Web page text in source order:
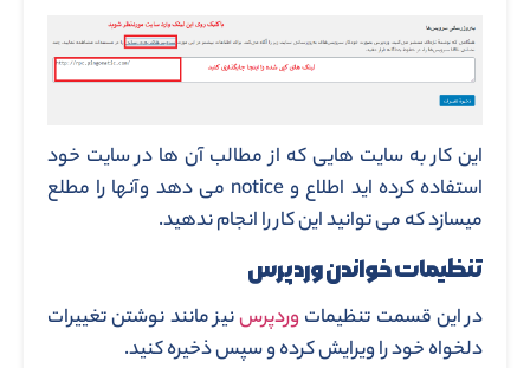
این کار به سایت هایی که از مطالب آن ها در سایت خود
استفاده کرده اید اطلاع و notice می دهد وآنها را مطلع
میسازد که می توانید این کار را انجام ندهید.
تنظیمات خواندن وردپرس
در این قسمت تنظیمات وردپرسنیز مانند نوشتن تغییرات
دلخواه خود را ویرایش کرده و سپس ذخیره کنید.